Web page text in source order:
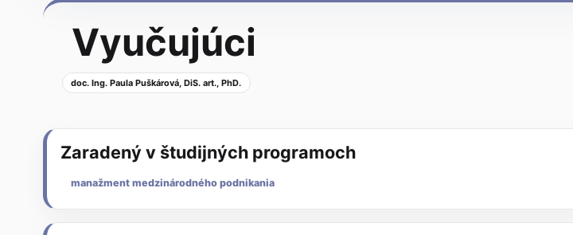
Vyučujúci
doc. Ing. Paula Puškárová, DiS. art., PhD.
Zaradený v študijných programoch
manažment medzinárodného podnikania